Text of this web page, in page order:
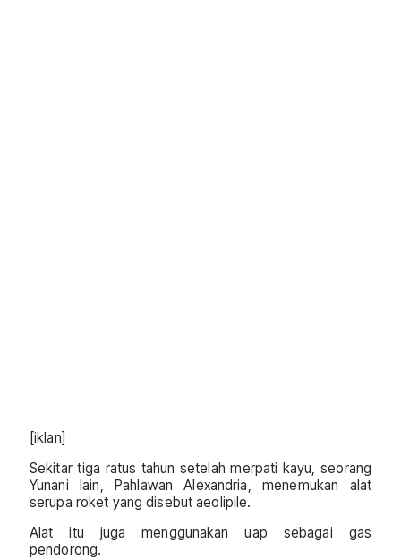
[iklan]
Sekitar tiga ratus tahun setelah merpati kayu, seorang
Yunani lain, Pahlawan Alexandria, menemukan alat
serupa roket yang disebut aeolipile.
Alat itu juga menggunakan uap sebagai gas
pendorong.